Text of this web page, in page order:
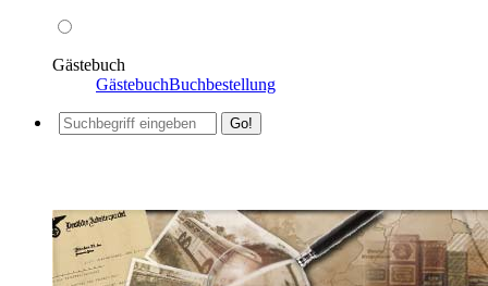
Gästebuch
GästebuchBuchbestellung